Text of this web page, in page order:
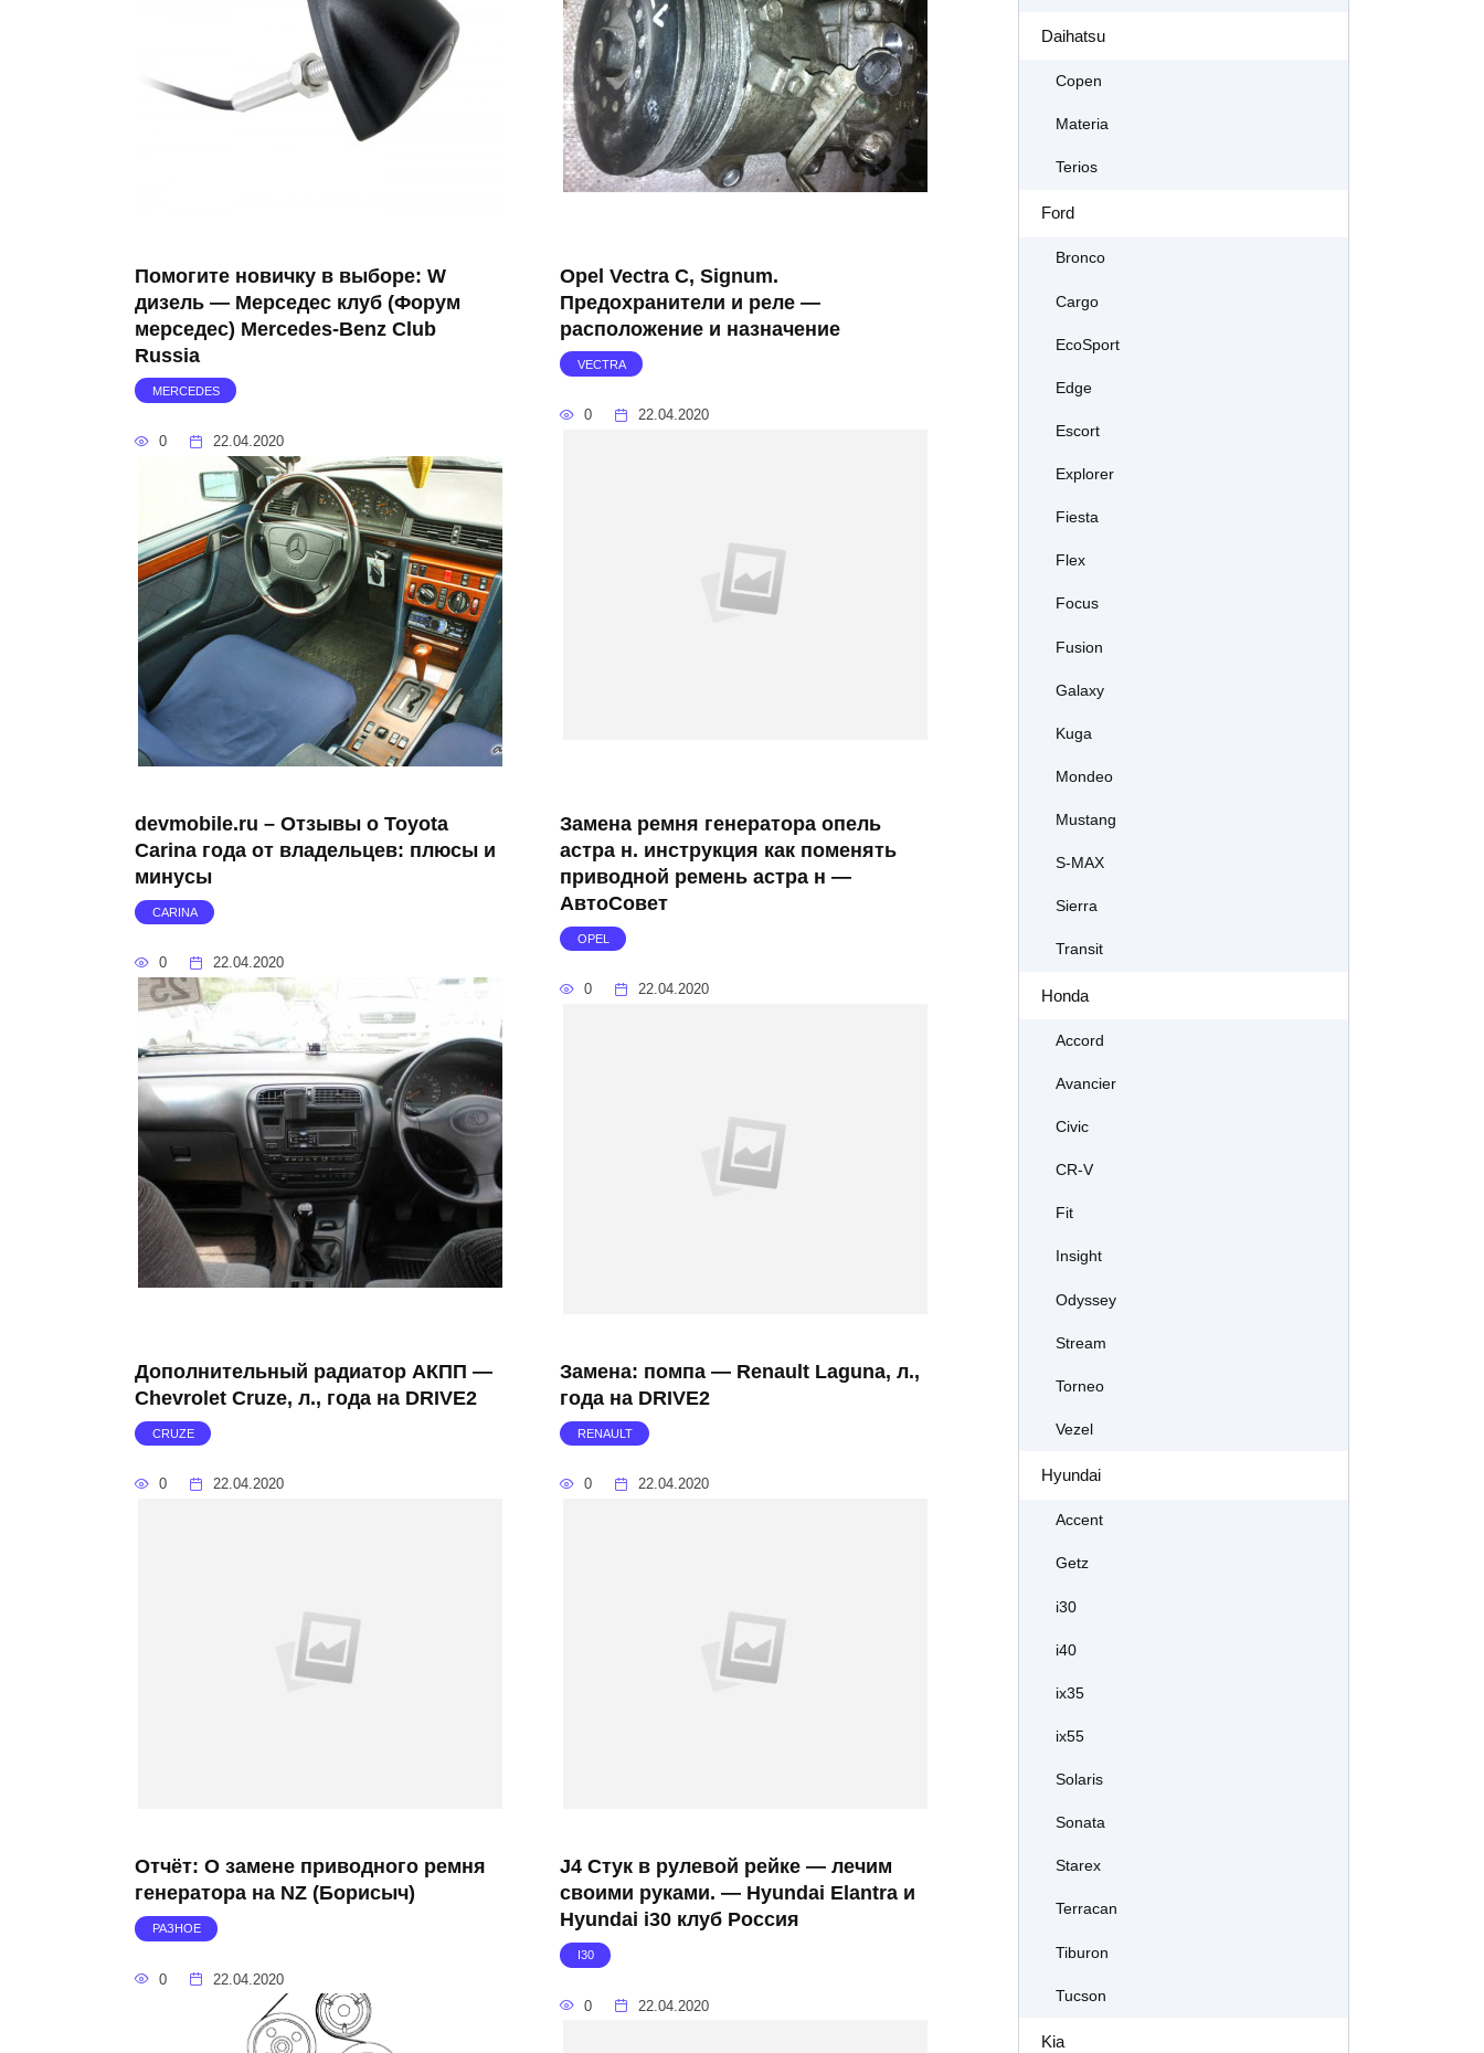
Помогите новичку в выборе: W
дизель — Мерседес клуб (Форум
мерседес) Mercedes-Benz Club
Russia
MERCEDES
0 22.04.2020
Opel Vectra C, Signum.
Предохранители и реле —
расположение и назначение
VECTRA
0 22.04.2020
devmobile.ru – Отзывы о Toyota
Carina года от владельцев: плюсы и
минусы
CARINA
0 22.04.2020
Замена ремня генератора опель
астра н. инструкция как поменять
приводной ремень астра н —
АвтоСовет
OPEL
0 22.04.2020
Дополнительный радиатор АКПП —
Chevrolet Cruze, л., года на DRIVE2
CRUZE
0 22.04.2020
Замена: помпа — Renault Laguna, л.,
года на DRIVE2
RENAULT
0 22.04.2020
Отчёт: О замене приводного ремня
генератора на NZ (Борисыч)
РАЗНОЕ
0 22.04.2020
J4 Стук в рулевой рейке — лечим
своими руками. — Hyundai Elantra и
Hyundai i30 клуб Россия
I30
0 22.04.2020
Daihatsu
Copen
Materia
Terios
Ford
Bronco
Cargo
EcoSport
Edge
Escort
Explorer
Fiesta
Flex
Focus
Fusion
Galaxy
Kuga
Mondeo
Mustang
S-MAX
Sierra
Transit
Honda
Accord
Avancier
Civic
CR-V
Fit
Insight
Odyssey
Stream
Torneo
Vezel
Hyundai
Accent
Getz
i30
i40
ix35
ix55
Solaris
Sonata
Starex
Terracan
Tiburon
Tucson
Kia